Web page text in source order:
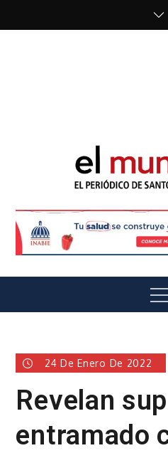
El Munícipe
24 De Enero De 2022
Revelan
entramado